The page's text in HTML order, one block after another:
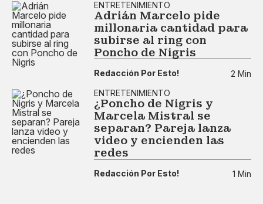
ENTRETENIMIENTO
Adrián Marcelo pide
millonaria cantidad para
subirse al ring con
Poncho de Nigris
Redacción Por Esto!
2 Min
ENTRETENIMIENTO
¿Poncho de Nigris y
Marcela Mistral se
separan? Pareja lanza
video y encienden las
redes
Redacción Por Esto! 1 Min